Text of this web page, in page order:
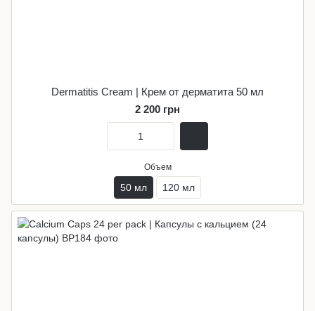
Dermatitis Cream | Крем от дерматита 50 мл
2 200 грн
Объем
50 мл 120 мл